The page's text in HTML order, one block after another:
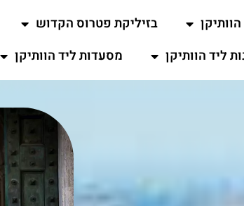
הוותיקן בזיליקת פטרוס הקדוש
ליד הוותיקן
מסעדות ליד הוותיקן